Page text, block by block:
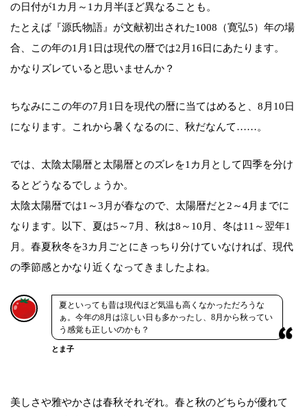
の日付が1カ月～1カ月半ほど異なることも。
たとえば『源氏物語』が文献初出された1008（寛弘5）年の場
合、この年の1月1日は現代の暦では2月16日にあたります。
かなりズレていると思いませんか？
ちなみにこの年の7月1日を現代の暦に当てはめると、8月10日
になります。これから暑くなるのに、秋だなんて……。
では、太陰太陽暦と太陽暦とのズレを1カ月として四季を分け
るとどうなるでしょうか。
太陰太陽暦では1～3月が春なので、太陽暦だと2～4月までに
なります。以下、夏は5～7月、秋は8～10月、冬は11～翌年1
月。春夏秋冬を3カ月ごとにきっちり分けていなければ、現代
の季節感とかなり近くなってきましたよね。
夏といっても昔は現代ほど気温も高くなかっただろうな
ぁ。今年の8月は涼しい日も多かったし、8月から秋ってい
う感覚も正しいのかも？
とま子
美しさや雅やかさは春秋それぞれ。春と秋のどちらが優れて